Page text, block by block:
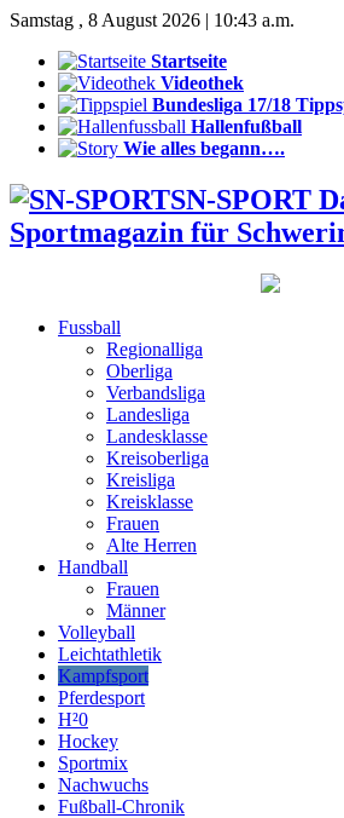
Samstag , 8 August 2026 | 10:43 a.m.
Startseite
Videothek
Bundesliga 17/18
Hallenfußball
Wie alles begann….
SN-SPORT
Sportmagazin für
Fussball
Regionalliga
Oberliga
Verbandsliga
Landesliga
Landesklasse
Kreisoberliga
Kreisliga
Kreisklasse
Frauen
Alte Herren
Handball
Frauen
Männer
Volleyball
Leichtathletik
Kampfsport
Pferdesport
H²0
Hockey
Sportmix
Nachwuchs
Fußball-Chronik